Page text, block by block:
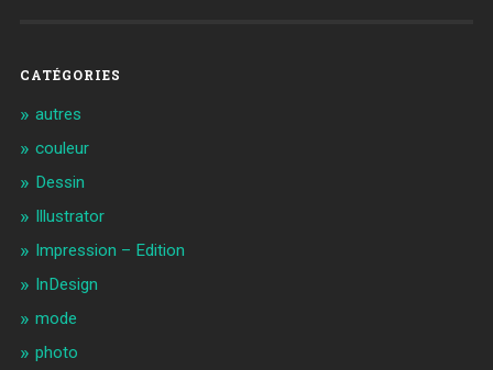
CATÉGORIES
autres
couleur
Dessin
Illustrator
Impression – Edition
InDesign
mode
photo